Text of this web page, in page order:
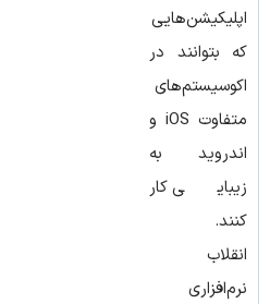
اپلیکیشن‌هایی
که بتوانند در
اکوسیستم‌های
متفاوت iOS و
اندروید به
زیبایی کار
کنند.
انقلاب
نرم‌افزاری